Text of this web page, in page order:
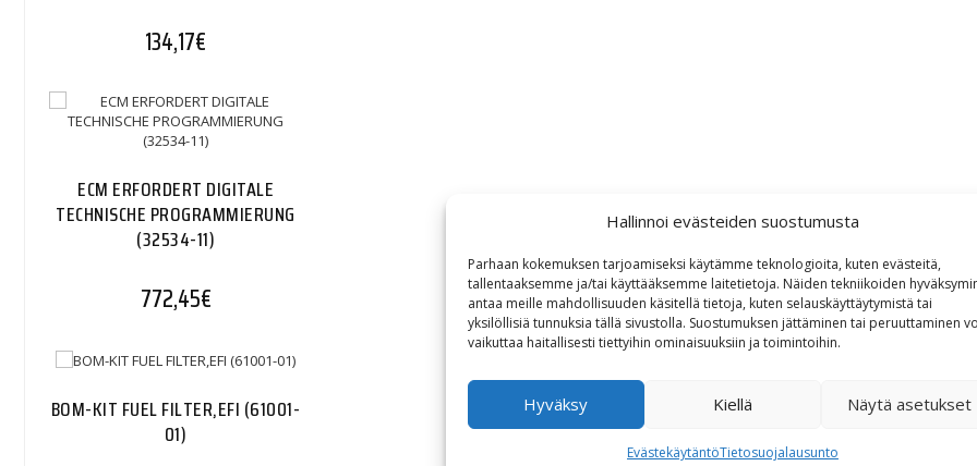
Hallinnoi evästeiden suostumusta
Parhaan kokemuksen tarjoamiseksi käytämme teknologioita, kuten evästeitä,
tallentaaksemme ja/tai käyttääksemme laitetietoja. Näiden tekniikoiden
antaa meille mahdollisuuden käsitellä tietoja, kuten selauskäyttäytymistä tai
yksilöllisiä tunnuksia tällä sivustolla. Suostumuksen jättäminen tai peruuttaminen
vaikuttaa haitallisesti tiettyihin ominaisuuksiin ja toimintoihin.
Hyväksy Kiellä Näytä asetukset
EvästekäytäntöTietosuojalausunto
134,17€
ECM ERFORDERT DIGITALE
TECHNISCHE PROGRAMMIERUNG
(32534-11)
772,45€
BOM-KIT FUEL FILTER,EFI (61001-
01)